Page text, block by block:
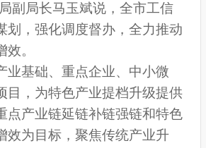
副局长马玉斌说，全市工信
划，强化调度督办，全力推动
。
业基础、重点企业、中小微
目，为特色产业提档升级提供
点产业链延链补链强链和特色
效为目标，聚焦传统产业升